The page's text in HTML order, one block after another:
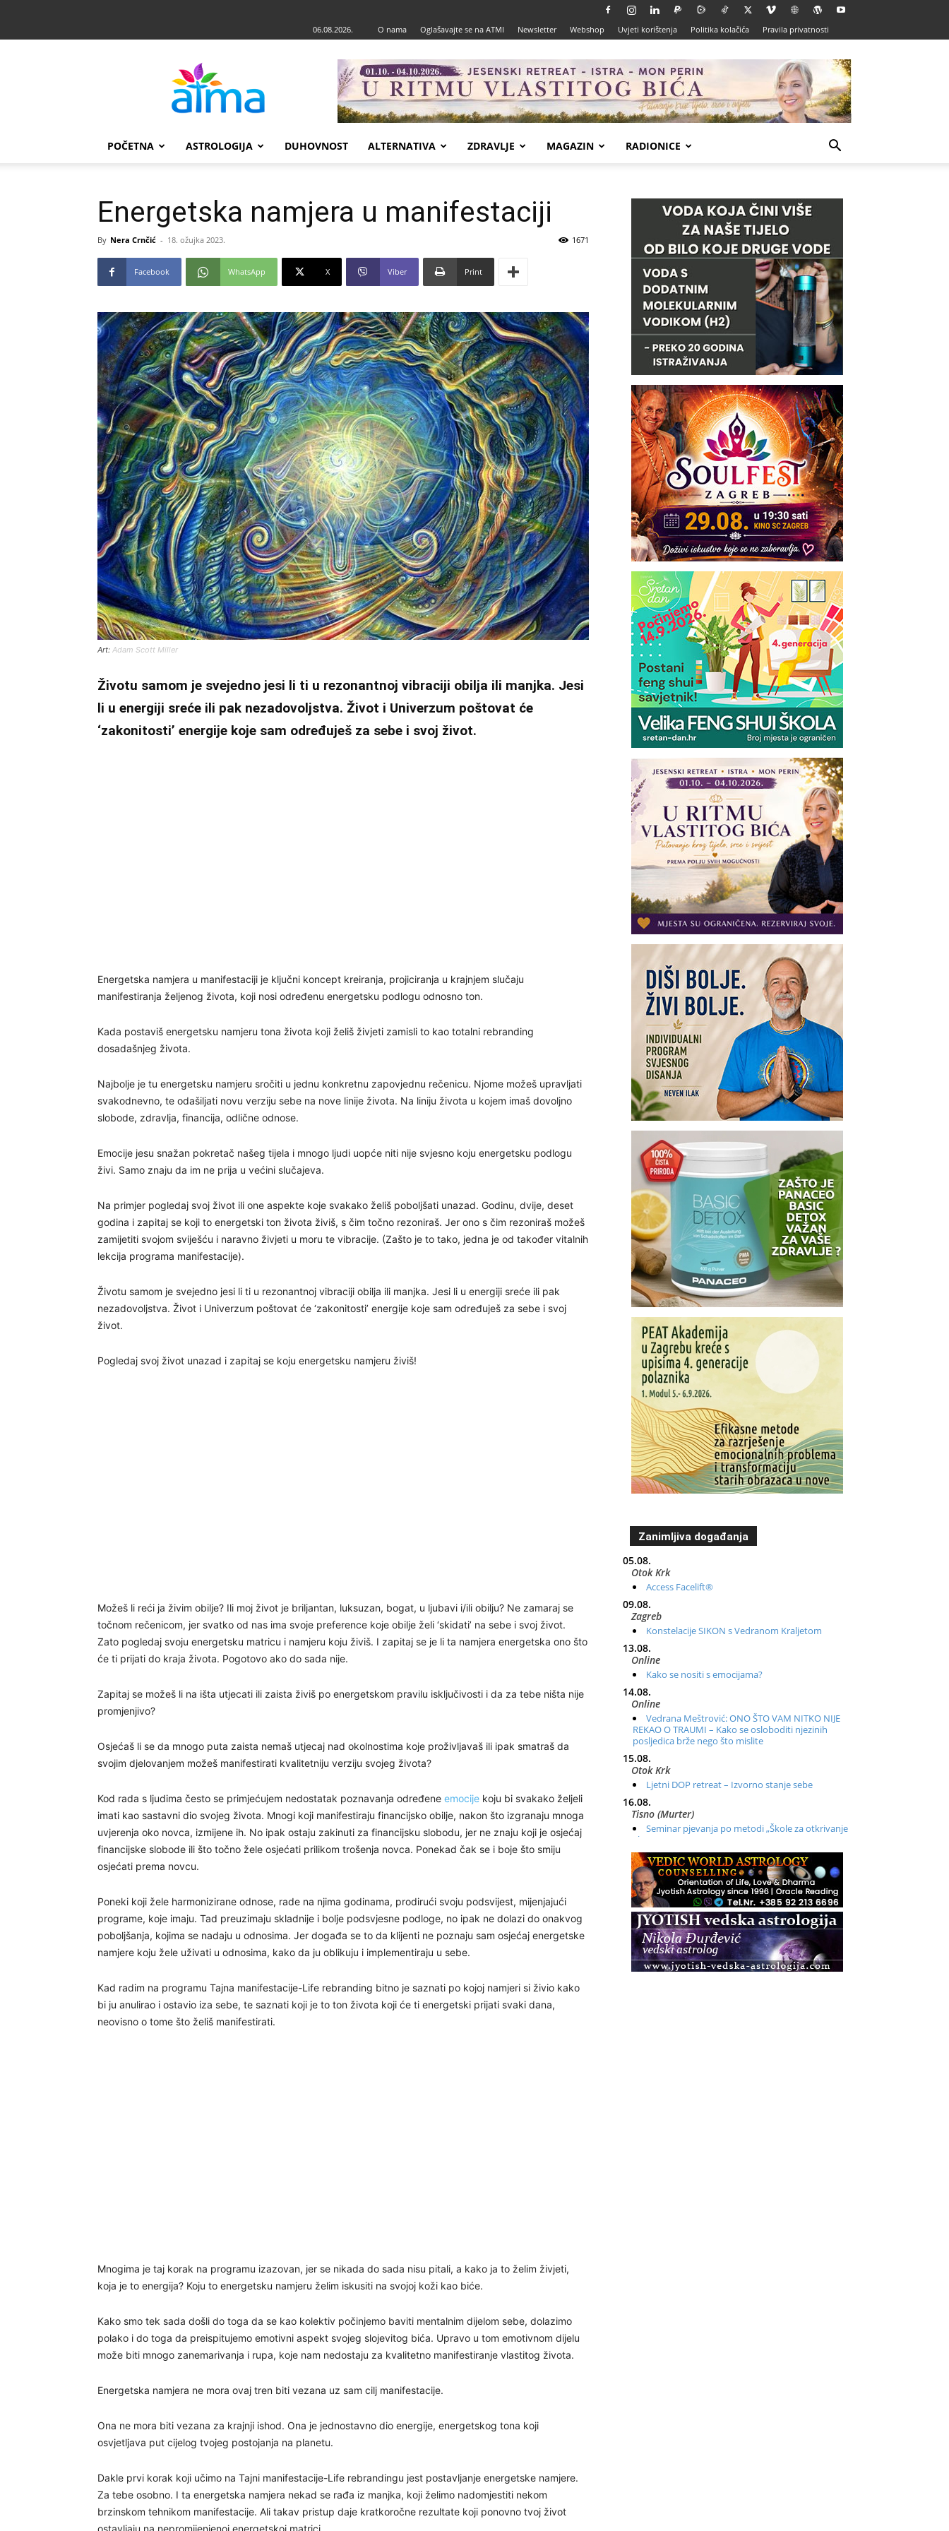
06.08.2026. O nama Oglašavajte se na ATMI Newsletter Webshop Uvjeti korištenja Politika kolačića Pravila privatnosti
POČETNA ASTROLOGIJA DUHOVNOST ALTERNATIVA ZDRAVLJE MAGAZIN RADIONICE
Energetska namjera u manifestaciji
By Nera Crnčić - 18. ožujka 2023. 1671
Facebook WhatsApp X Viber Print
Art: Adam Scott Miller
Životu samom je svejedno jesi li ti u rezonantnoj vibraciji obilja ili manjka. Jesi
li u energiji sreće ili pak nezadovoljstva. Život i Univerzum poštovat će
‘zakonitosti’ energije koje sam određuješ za sebe i svoj život.
Energetska namjera u manifestaciji je ključni koncept kreiranja, projiciranja u krajnjem slučaju
manifestiranja željenog života, koji nosi određenu energetsku podlogu odnosno ton.
Kada postaviš energetsku namjeru tona života koji želiš živjeti zamisli to kao totalni rebranding
dosadašnjeg života.
Najbolje je tu energetsku namjeru sročiti u jednu konkretnu zapovjednu rečenicu. Njome možeš upravljati
svakodnevno, te odašiljati novu verziju sebe na nove linije života. Na liniju života u kojem imaš dovoljno
slobode, zdravlja, financija, odlične odnose.
Emocije jesu snažan pokretač našeg tijela i mnogo ljudi uopće niti nije svjesno koju energetsku podlogu
živi. Samo znaju da im ne prija u većini slučajeva.
Na primjer pogledaj svoj život ili one aspekte koje svakako želiš poboljšati unazad. Godinu, dvije, deset
godina i zapitaj se koji to energetski ton života živiš, s čim točno rezoniraš. Jer ono s čim rezoniraš možeš
zamijetiti svojom sviješću i naravno živjeti u moru te vibracije. (Zašto je to tako, jedna je od također vitalnih
lekcija programa manifestacije).
Životu samom je svejedno jesi li ti u rezonantnoj vibraciji obilja ili manjka. Jesi li u energiji sreće ili pak
nezadovoljstva. Život i Univerzum poštovat će ‘zakonitosti’ energije koje sam određuješ za sebe i svoj
život.
Pogledaj svoj život unazad i zapitaj se koju energetsku namjeru živiš!
Možeš li reći ja živim obilje? Ili moj život je briljantan, luksuzan, bogat, u ljubavi i/ili obilju? Ne zamaraj se
točnom rečenicom, jer svatko od nas ima svoje preference koje obilje želi ‘skidati’ na sebe i svoj život.
Zato pogledaj svoju energetsku matricu i namjeru koju živiš. I zapitaj se je li ta namjera energetska ono što
će ti prijati do kraja života. Pogotovo ako do sada nije.
Zapitaj se možeš li na išta utjecati ili zaista živiš po energetskom pravilu isključivosti i da za tebe ništa nije
promjenjivo?
Osjećaš li se da mnogo puta zaista nemaš utjecaj nad okolnostima koje proživljavaš ili ipak smatraš da
svojim djelovanjem možeš manifestirati kvalitetniju verziju svojeg života?
Kod rada s ljudima često se primjećujem nedostatak poznavanja određene emocije koju bi svakako željeli
imati kao sastavni dio svojeg života. Mnogi koji manifestiraju financijsko obilje, nakon što izgranaju mnoga
uvjerenja oko novca, izmijene ih. No ipak ostaju zakinuti za financijsku slobodu, jer ne znaju koji je osjećaj
financijske slobode ili što točno žele osjećati prilikom trošenja novca. Ponekad čak se i boje što smiju
osjećati prema novcu.
Poneki koji žele harmonizirane odnose, rade na njima godinama, prodirući svoju podsvijest, mijenjajući
programe, koje imaju. Tad preuzimaju skladnije i bolje podsvjesne podloge, no ipak ne dolazi do onakvog
poboljšanja, kojima se nadaju u odnosima. Jer događa se to da klijenti ne poznaju sam osjećaj energetske
namjere koju žele uživati u odnosima, kako da ju oblikuju i implementiraju u sebe.
Kad radim na programu Tajna manifestacije-Life rebranding bitno je saznati po kojoj namjeri si živio kako
bi ju anulirao i ostavio iza sebe, te saznati koji je to ton života koji će ti energetski prijati svaki dana,
neovisno o tome što želiš manifestirati.
Mnogima je taj korak na programu izazovan, jer se nikada do sada nisu pitali, a kako ja to želim živjeti,
koja je to energija? Koju to energetsku namjeru želim iskusiti na svojoj koži kao biće.
Kako smo tek sada došli do toga da se kao kolektiv počinjemo baviti mentalnim dijelom sebe, dolazimo
polako i do toga da preispitujemo emotivni aspekt svojeg slojevitog bića. Upravo u tom emotivnom dijelu
može biti mnogo zanemarivanja i rupa, koje nam nedostaju za kvalitetno manifestiranje vlastitog života.
Energetska namjera ne mora ovaj tren biti vezana uz sam cilj manifestacije.
Ona ne mora biti vezana za krajnji ishod. Ona je jednostavno dio energije, energetskog tona koji
osvjetljava put cijelog tvojeg postojanja na planetu.
Dakle prvi korak koji učimo na Tajni manifestacije-Life rebrandingu jest postavljanje energetske namjere.
Za tebe osobno. I ta energetska namjera nekad se rađa iz manjka, koji želimo nadomjestiti nekom
brzinskom tehnikom manifestacije. Ali takav pristup daje kratkoročne rezultate koji ponovno tvoj život
ostavljaju na nepromijenjenoj energetskoj matrici.
Zanimljiva događanja
05.08.
Otok Krk
Access Facelift®
09.08.
Zagreb
Konstelacije SIKON s Vedranom Kraljetom
13.08.
Online
Kako se nositi s emocijama?
14.08.
Online
Vedrana Meštrović: ONO ŠTO VAM NITKO NIJE
REKAO O TRAUMI – Kako se osloboditi njezinih
posljedica brže nego što mislite
15.08.
Otok Krk
Ljetni DOP retreat – Izvorno stanje sebe
16.08.
Tisno (Murter)
Seminar pjevanja po metodi „Škole za otkrivanje
glasa“
20.08.
Online
Radionica: Pomagači iz drugih dimenzija Online –
otvoreno za sve
21.08.
Zagreb+Online
Osnovni ThetaHealing® tečaj, Zagreb i Online
22.08.
Pula